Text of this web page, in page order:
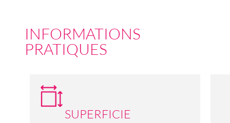
INFORMATIONS
PRATIQUES
SUPERFICIE